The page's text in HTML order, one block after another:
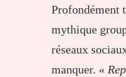
Profondément
mythique
réseaux
manquer. «